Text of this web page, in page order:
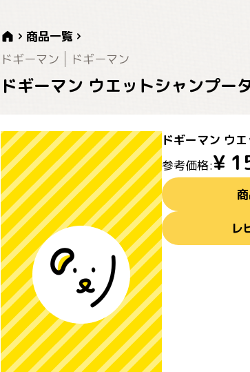
商品一覧
ドギーマン
ドギーマン
ドギーマン ウエットシャンプー
ドギーマン ウ
参考価格:¥
レ